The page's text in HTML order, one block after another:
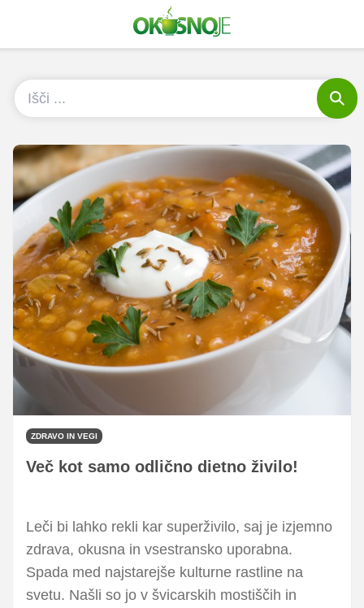
ZDRAVO IN VEGI
Več kot samo odlično dietno živilo!
Leči bi lahko rekli kar superživilo, saj je izjemno
zdrava, okusna in vsestransko uporabna.
Spada med najstarejše kulturne rastline na
svetu. Našli so jo v švicarskih mostiščih in